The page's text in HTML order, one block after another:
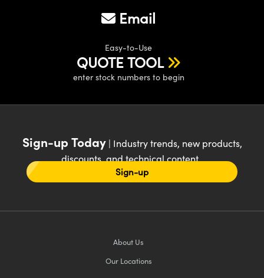
Email
Easy-to-Use
QUOTE TOOL
enter stock numbers to begin
Sign-up Today| Industry trends, new products,
discounts, and technical content
Sign-up
About Us
Our Locations